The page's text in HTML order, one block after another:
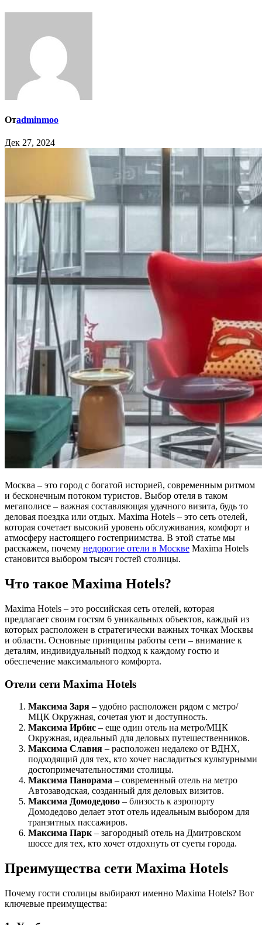
Отadminmoo
Дек 27, 2024
Москва – это город с богатой историей, современным ритмом
и бесконечным потоком туристов. Выбор отеля в таком
мегаполисе – важная составляющая удачного визита, будь то
деловая поездка или отдых. Maxima Hotels – это сеть отелей,
которая сочетает высокий уровень обслуживания, комфорт и
атмосферу настоящего гостеприимства. В этой статье мы
расскажем, почему недорогие отели в Москве Maxima Hotels
становится выбором тысяч гостей столицы.
Что такое Maxima Hotels?
Maxima Hotels – это российская сеть отелей, которая
предлагает своим гостям 6 уникальных объектов, каждый из
которых расположен в стратегически важных точках Москвы
и области. Основные принципы работы сети – внимание к
деталям, индивидуальный подход к каждому гостю и
обеспечение максимального комфорта.
Отели сети Maxima Hotels
Максима Заря – удобно расположен рядом с метро/
МЦК Окружная, сочетая уют и доступность.
Максима Ирбис – еще один отель на метро/МЦК
Окружная, идеальный для деловых путешественников.
Максима Славия – расположен недалеко от ВДНХ,
подходящий для тех, кто хочет насладиться культурными
достопримечательностями столицы.
Максима Панорама – современный отель на метро
Автозаводская, созданный для деловых визитов.
Максима Домодедово – близость к аэропорту
Домодедово делает этот отель идеальным выбором для
транзитных пассажиров.
Максима Парк– загородный отель на Дмитровском
шоссе для тех, кто хочет отдохнуть от суеты города.
Преимущества сети Maxima Hotels
Почему гости столицы выбирают именно Maxima Hotels? Вот
ключевые преимущества: